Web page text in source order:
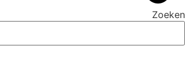
Zoeken